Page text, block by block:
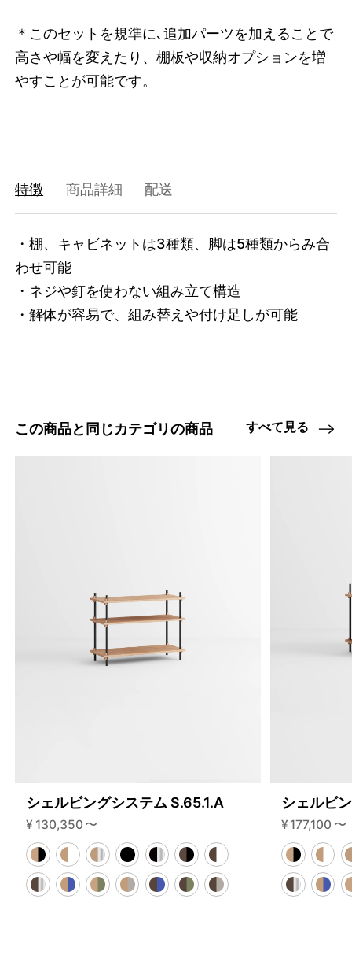
/products/shelving-system-s-200-2-i?
variant=47408817897704
616550000
＊このセットを規準に､追加パーツを加えることで
高さや幅を変えたり、棚板や収納オプションを増
やすことが可能です。
特徴 商品詳細 配送
・棚、キャビネットは3種類、脚は5種類からみ合
わせ可能
・ネジや釘を使わない組み立て構造
・解体が容易で、組み替えや付け足しが可能
この商品と同じカテゴリの商品 すべて見る
シェルビングシステム S.65.1.A
¥ 130,350 〜
シェルビ
¥ 177,100 〜